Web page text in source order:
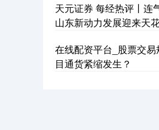
基金指数 7242.10
天元证券 每经热评丨连
山东新动力发展迎来天
在线配资平台_股票交
目通货紧缩发生？